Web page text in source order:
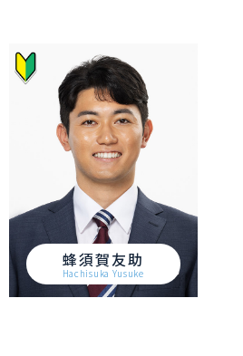
蜂須賀友助
Hachisuka Yusuke